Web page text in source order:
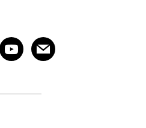
youtubemail